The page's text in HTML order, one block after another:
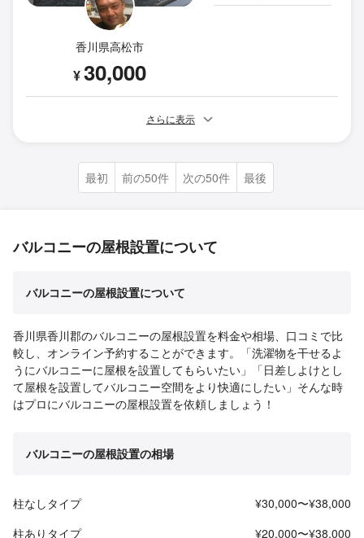
香川県高松市
¥30,000
さらに表示
最初 前の50件 次の50件 最後
バルコニーの屋根設置について
バルコニーの屋根設置について
香川県香川郡のバルコニーの屋根設置を料金や相場、口コミで比
較し、オンライン予約することができます。「洗濯物を干せるよ
うにバルコニーに屋根を設置してもらいたい」「日差しよけとし
て屋根を設置してバルコニー空間をより快適にしたい」そんな時
はプロにバルコニーの屋根設置を依頼しましょう！
バルコニーの屋根設置の相場
柱なしタイプ
¥30,000〜¥38,000
柱ありタイプ
¥20,000〜¥38,000